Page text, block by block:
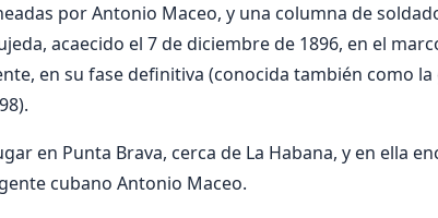
por Antonio Maceo, y una columna de
acaecido el 7 de diciembre de 1896, en el
en su fase definitiva (conocida también como
en Punta Brava, cerca de La Habana, y en ella
cubano Antonio Maceo.